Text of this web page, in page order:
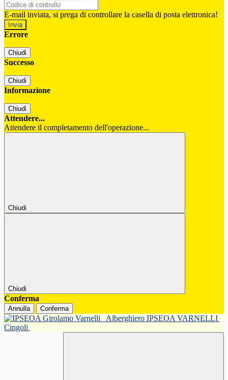
E-mail inviata, si prega di controllare la casella di posta elettronica!
Errore
Chiudi
Successo
Chiudi
Informazione
Chiudi
Attendere...
Attendere il completamento dell'operazione...
Chiudi
Chiudi
Conferma
Annulla Conferma
Alberghiero IPSEOA VARNELLI
Cingoli